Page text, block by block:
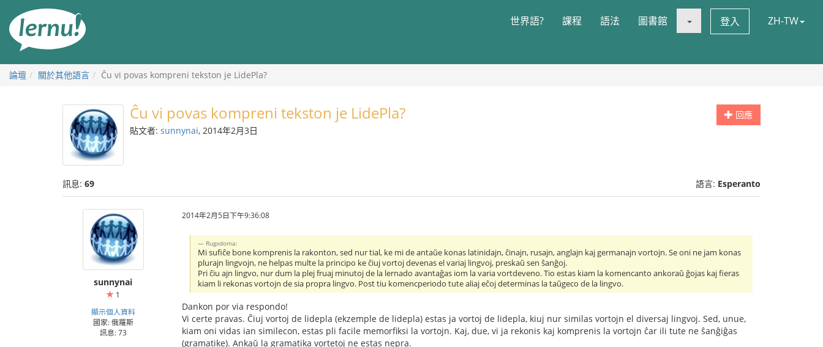
世界語? 課程 語法 圖書館 登入 ZH-TW
論壇 關於其他語言 Ĉu vi povas kompreni tekston je LidePla?
回應
Ĉu vi povas kompreni tekston je LidePla?
貼文者: sunnynai, 2014年2月3日
訊息: 69 語言: Esperanto
sunnynai
1
顯示個人資料
國家: 俄羅斯
訊息: 73
2014年2月5日下午9:36:08
Rugxdoma:
Mi sufiĉe bone komprenis la rakonton, sed nur tial, ke mi de antaŭe konas latinidajn, ĉinajn, rusajn, anglajn kaj germanajn vortojn. Se oni ne jam konas
plurajn lingvojn, ne helpas multe la principo ke ĉiuj vortoj devenas el variaj lingvoj, preskaŭ sen ŝanĝoj.
Pri ĉiu ajn lingvo, nur dum la plej fruaj minutoj de la lernado avantaĝas iom la varia vortdeveno. Tio estas kiam la komencanto ankoraŭ ĝojas kaj fieras
kiam li rekonas vortojn de sia propra lingvo. Post tiu komencperiodo tute aliaj eĉoj determinas la taŭgeco de la lingvo.
Dankon por via respondo!
Vi certe pravas. Ĉiuj vortoj de lidepla (ekzemple de lidepla) estas ja vortoj de lidepla, kiuj nur similas vortojn el diversaj lingvoj. Sed, unue,
kiam oni vidas ian similecon, estas pli facile memorfiksi la vortojn. Kaj, due, vi ja rekonis kaj komprenis la vortojn ĉar ili tute ne ŝanĝiĝas
(gramatike). Ankaŭ la gramatika vortetoj ne estas nepra.